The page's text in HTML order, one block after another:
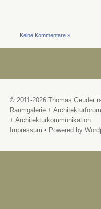
Keine Kommentare »
© 2011-2026 Thomas Geuder
Raumgalerie +
+ Architekturkommunikation
Impressum • Powered by